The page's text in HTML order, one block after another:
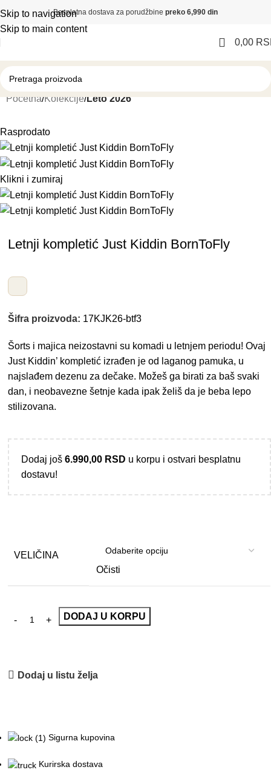
Skip to navigation
Skip to main content
Besplatna dostava za porudžbine preko 6,990 din
0,00
Početna Kolekcije Leto 2026
Rasprodato
Klikni i zumiraj
Letnji kompletić Just Kiddin BornToFly
Šifra proizvoda: 17KJK26-btf3
Šorts i majica neizostavni su komadi u letnjem periodu! Ovaj
Just Kiddin’ kompletić izrađen je od laganog pamuka, u
najslađem dezenu za dečake. Možeš ga birati za baš svaki
dan, i neobavezne šetnje kada ipak želiš da je beba lepo
stilizovana.
Dodaj još 6.990,00 RSD u korpu i ostvari besplatnu
dostavu!
VELIČINA
Očisti
DODAJ U KORPU
Dodaj u listu želja
Sigurna kupovina
Kurirska dostava